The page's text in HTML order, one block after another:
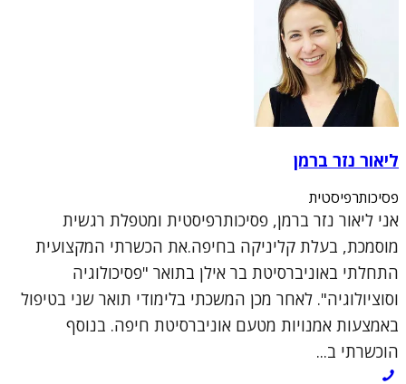
ליאור נזר ברמן
פסיכותרפיסטית
אני ליאור נזר ברמן, פסיכותרפיסטית ומטפלת רגשית
מוסמכת, בעלת קליניקה בחיפה.את הכשרתי המקצועית
התחלתי באוניברסיטת בר אילן בתואר "פסיכולוגיה
וסוציולוגיה". לאחר מכן המשכתי בלימודי תואר שני בטיפול
באמצעות אמנויות מטעם אוניברסיטת חיפה. בנוסף
הוכשרתי ב...